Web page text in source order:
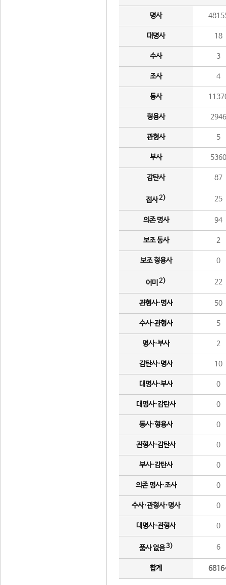
명사
대명사 18
수사 3
조사 4
동사
형용사 2946
관형사 5
부사 5360
감탄사 87
접사2) 25
의존 명사 94
보조 동사 2
보조 형용사 0
어미 2) 22
관형사·명사 50
수사·관형사 5
명사·부사 2
감탄사·명사 10
대명사·부사 0
대명사·감탄사 0
동사·형용사 0
관형사·감탄사 0
부사·감탄사 0
의존 명사·조사 0
수사·관형사·명사 0
대명사·관형사 0
품사 없음3) 6
합계